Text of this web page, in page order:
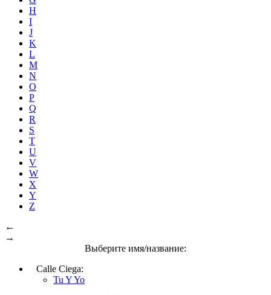
H
I
J
K
L
M
N
O
P
Q
R
S
T
U
V
W
X
Y
Z
←
→
Выберите имя/название:
Calle Ciega:
Tu Y Yo